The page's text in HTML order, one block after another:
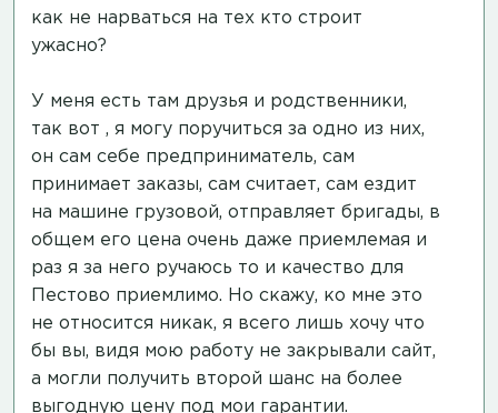
как не нарваться на тех кто строит
ужасно?
У меня есть там друзья и родственники,
так вот , я могу поручиться за одно из них,
он сам себе предприниматель, сам
принимает заказы, сам считает, сам ездит
на машине грузовой, отправляет бригады, в
общем его цена очень даже приемлемая и
раз я за него ручаюсь то и качество для
Пестово приемлимо. Но скажу, ко мне это
не относится никак, я всего лишь хочу что
бы вы, видя мою работу не закрывали сайт,
а могли получить второй шанс на более
выгодную цену под мои гарантии.